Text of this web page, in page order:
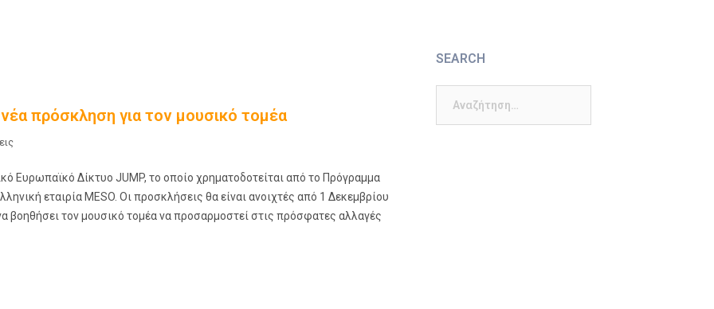
πρόσκληση για τον μουσικό τομέα
Ευρωπαϊκό Δίκτυο JUMP, το οποίο χρηματοδοτείται από το Πρόγραμμα
εταιρία MESO. Οι προσκλήσεις θα είναι ανοιχτές από 1 Δεκεμβρίου
βοηθήσει τον μουσικό τομέα να προσαρμοστεί στις πρόσφατες αλλαγές
SEARCH